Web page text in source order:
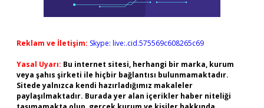
Reklam ve İletişim: Skype: live:.cid.575569c608265c69
Yasal Uyarı: Bu internet sitesi, herhangi bir marka, kurum
veya şahıs şirketi ile hiçbir bağlantısı bulunmamaktadır.
Sitede yalnızca kendi hazırladığımız makaleler
paylaşılmaktadır. Burada yer alan içerikler haber niteliği